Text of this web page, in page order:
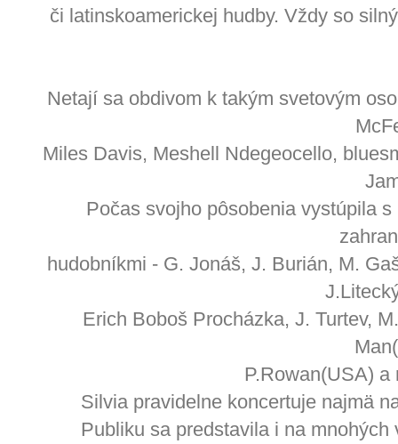
či latinskoamerickej hudby. Vždy so
Netají sa obdivom k takým svetovým
Miles Davis, Meshell Ndegeocello,
Počas svojho pôsobenia vystúpila
hudobníkmi - G. Jonáš, J. Burián, M.
Erich Boboš Procházka, J. Turtev,
P.Rowan(USA)
Silvia pravidelne koncertuje najmä
Publiku sa predstavila i na